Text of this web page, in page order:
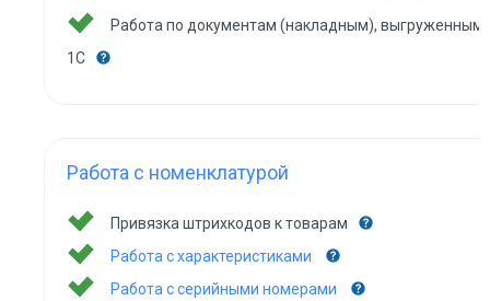
Работа по документам (накладным), выгруженным
1С
Работа с номенклатурой
Привязка штрихкодов к товарам
Работа с характеристиками
Работа с серийными номерами